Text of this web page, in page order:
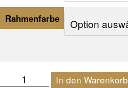
Rahmenfarbe
Kappenschlupf
In den Warenkorb